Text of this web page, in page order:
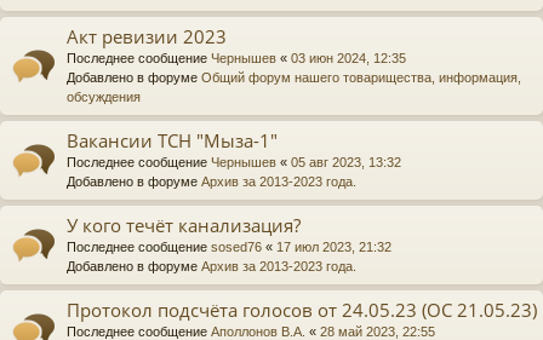
Акт ревизии 2023
Последнее сообщение Чернышев « 03 июн 2024, 12:35
Добавлено в форуме Общий форум нашего товарищества, информация,
обсуждения
Вакансии ТСН "Мыза-1"
Последнее сообщение Чернышев « 05 авг 2023, 13:32
Добавлено в форуме Архив за 2013-2023 года.
У кого течёт канализация?
Последнее сообщение sosed76 « 17 июл 2023, 21:32
Добавлено в форуме Архив за 2013-2023 года.
Протокол подсчёта голосов от 24.05.23 (ОС 21.05.23)
Последнее сообщение Аполлонов В.А. « 28 май 2023, 22:55